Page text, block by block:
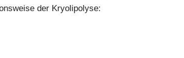
der Kryolipolyse: